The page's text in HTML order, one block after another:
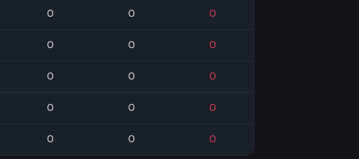
0 0 0
0 0 0
0 0 0
0 0 0
0 0 0